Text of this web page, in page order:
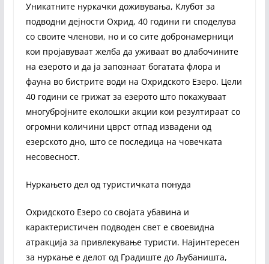
Уникатните нуркачки доживувања, Клубот за
подводни дејности Охрид, 40 години ги споделува
со своите членови, но и со сите добронамерници
кои пројавуваат желба да уживаат во длабочините
на езерото и да ја запознаат богатата флора и
фауна во бистрите води на Охридското Езеро. Цели
40 години се грижат за езерото што покажуваат
многубројните еколошки акции кои резултираат со
огромни количини цврст отпад извадени од
езерското дно, што се последица на човечката
несовесност.
Нуркањето дел од туристичката понуда
Охридското Езеро со својата убавина и
карактеристичен подводен свет е своевидна
атракција за привлекување туристи. Најинтересен
за нуркање е делот од Градиште до Љубаништа,